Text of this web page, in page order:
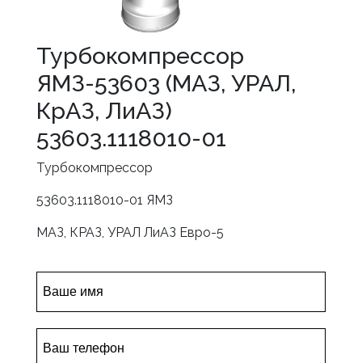
Турбокомпрессор
ЯМЗ-53603 (МАЗ, УРАЛ,
КрАЗ, ЛиАЗ)
53603.1118010-01
Турбокомпрессор
53603.1118010-01 ЯМЗ
МАЗ, КРАЗ, УРАЛ ЛиАЗ Евро-5